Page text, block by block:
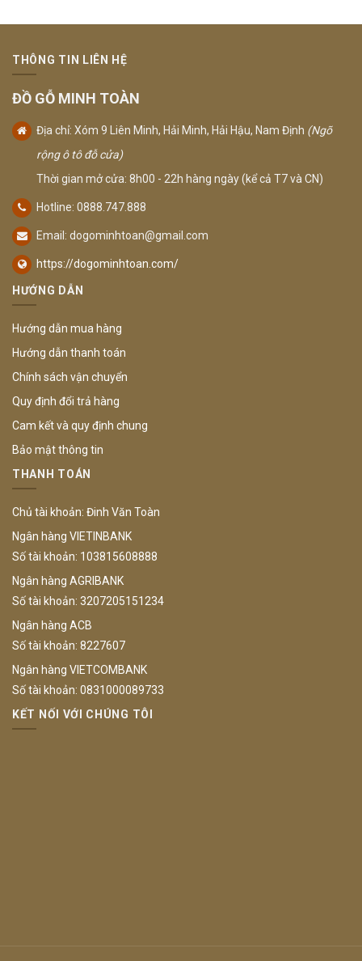
THÔNG TIN LIÊN HỆ
ĐỒ GỖ MINH TOÀN
Địa chỉ: Xóm 9 Liên Minh, Hải Minh, Hải Hậu, Nam Định (Ngõ
rộng ô tô đỗ cửa)
Thời gian mở cửa: 8h00 - 22h hàng ngày (kể cả T7 và CN)
Hotline: 0888.747.888
Email: dogominhtoan@gmail.com
https://dogominhtoan.com/
HƯỚNG DẪN
Hướng dẫn mua hàng
Hướng dẫn thanh toán
Chính sách vận chuyển
Quy định đổi trả hàng
Cam kết và quy định chung
Bảo mật thông tin
THANH TOÁN
Chủ tài khoản: Đinh Văn Toàn
Ngân hàng VIETINBANK
Số tài khoản: 103815608888
Ngân hàng AGRIBANK
Số tài khoản: 3207205151234
Ngân hàng ACB
Số tài khoản: 8227607
Ngân hàng VIETCOMBANK
Số tài khoản: 0831000089733
KẾT NỐI VỚI CHÚNG TÔI